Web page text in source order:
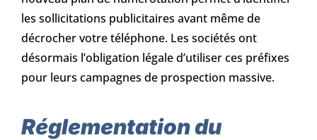
les sollicitations publicitaires avant même de
décrocher votre téléphone. Les sociétés ont
désormais l’obligation légale d’utiliser ces préfixes
pour leurs campagnes de prospection massive.
Réglementation du